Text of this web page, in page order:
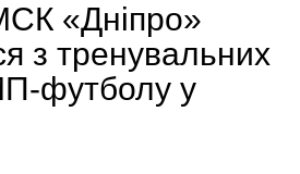
«Дніпро»
з тренувальних
футболу у